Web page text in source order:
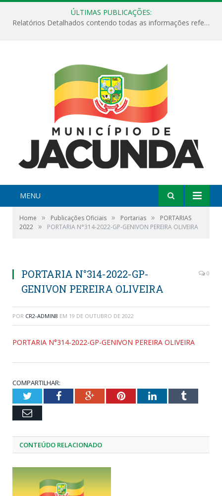
ÚLTIMAS PUBLICAÇÕES:
Relatórios Detalhados contendo todas as informações referentes a execução de recursos destinados ao fomento de projetos culturais no Município de Jacundá entre os anos de 2022 ao presente ano de 2026.
MENU
Home » Publicações Oficiais » Portarias »
PORTARIAS
2022 » PORTARIA N°314-2022-GP-GENIVON PEREIRA OLIVEIRA
PORTARIA N°314-2022-GP-
GENIVON PEREIRA OLIVEIRA
0
POR CR2-ADMIN8 EM 19 DE OUTUBRO DE 2022
PORTARIA N°314-2022-GP-GENIVON PEREIRA OLIVEIRA
COMPARTILHAR:
TwitterFacebookGoogle+PinterestLinkedInTumblr
Email
CONTEÚDO RELACIONADO